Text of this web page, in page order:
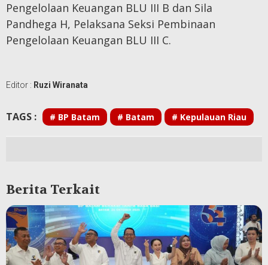
Pengelolaan Keuangan BLU III B dan Sila
Pandhega H, Pelaksana Seksi Pembinaan
Pengelolaan Keuangan BLU III C.
Editor : Ruzi Wiranata
TAGS : # BP Batam # Batam # Kepulauan Riau
Berita Terkait